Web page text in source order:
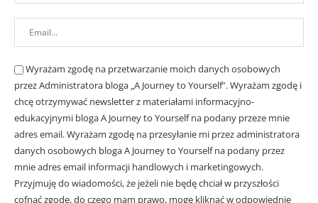
Wyrażam zgodę na przetwarzanie moich danych osobowych
przez Administratora bloga „A Journey to Yourself”. Wyrażam zgodę i
chcę otrzymywać newsletter z materiałami informacyjno-
edukacyjnymi bloga A Journey to Yourself na podany przeze mnie
adres email.Wyrażam zgodę na przesyłanie mi przez administratora
danych osobowych bloga A Journey to Yourself na podany przez
mnie adres email informacji handlowych i marketingowych.
Przyjmuję do wiadomości, że jeżeli nie będę chciał w przyszłości
cofnąć zgodę, do czego mam prawo, mogę kliknąć w odpowiednie